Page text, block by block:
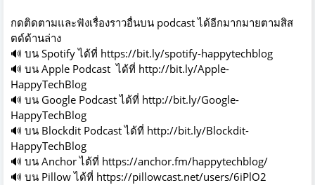
กดติดตามและฟังเรื่องราวอื่นบน podcast ได้อีกมากมายตามสิส
ตด์ด้านล่าง
🔊 บน Spotify ได้ที่ https://bit.ly/spotify-happytechblog
🔊 บน Apple Podcast ได้ที่ http://bit.ly/Apple-
HappyTechBlog
🔊 บน Google Podcast ได้ที่ http://bit.ly/Google-
HappyTechBlog
🔊 บน Blockdit Podcast ได้ที่ http://bit.ly/Blockdit-
HappyTechBlog
🔊 บน Anchor ได้ที่ https://anchor.fm/happytechblog/
🔊 บน Pillow ได้ที่ https://pillowcast.net/users/6iPlO2